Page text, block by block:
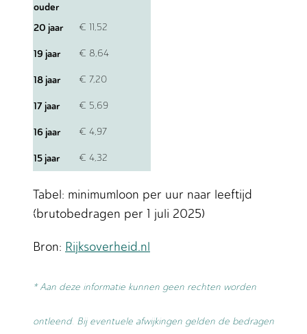
ouder
20 jaar € 11,52
19 jaar € 8,64
18 jaar € 7,20
17 jaar € 5,69
16 jaar € 4,97
15 jaar € 4,32
Tabel: minimumloon per uur naar leeftijd
(brutobedragen per 1 juli 2025)
Bron: Rijksoverheid.nl
* Aan deze informatie kunnen geen rechten worden
ontleend. Bij eventuele afwijkingen gelden de bedragen